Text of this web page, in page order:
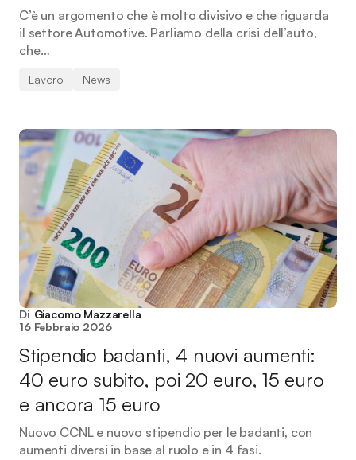
C’è un argomento che è molto divisivo e che riguarda
il settore Automotive. Parliamo della crisi dell’auto,
che…
Lavoro News
Di Giacomo Mazzarella
16 Febbraio 2026
Stipendio badanti, 4 nuovi aumenti:
40 euro subito, poi 20 euro, 15 euro
e ancora 15 euro
Nuovo CCNL e nuovo stipendio per le badanti, con
aumenti diversi in base al ruolo e in 4 fasi.